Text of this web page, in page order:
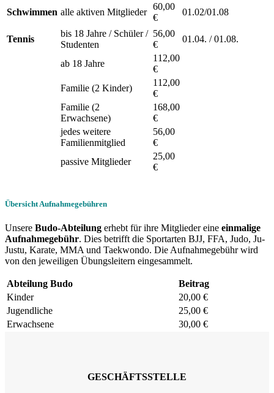
Schwimmen alle aktiven Mitglieder
60,00
€
01.02/01.08
Tennis
bis 18 Jahre / Schüler /
Studenten
56,00
€
01.04. / 01.08.
ab 18 Jahre
112,00
€
Familie (2 Kinder)
112,00
€
Familie (2
Erwachsene)
168,00
€
jedes weitere
Familienmitglied
56,00
€
passive Mitglieder
25,00
€
Übersicht Aufnahmegebühren
Unsere Budo-Abteilung erhebt für ihre Mitglieder eine einmalige
Aufnahmegebühr. Dies betrifft die Sportarten BJJ, FFA, Judo, Ju-
Justu, Karate, MMA und Taekwondo. Die Aufnahmegebühr wird
von den jeweiligen Übungsleitern eingesammelt.
Abteilung Budo
Beitrag
Kinder
20,00 €
Jugendliche
25,00 €
Erwachsene
30,00 €
GESCHÄFTSSTELLE